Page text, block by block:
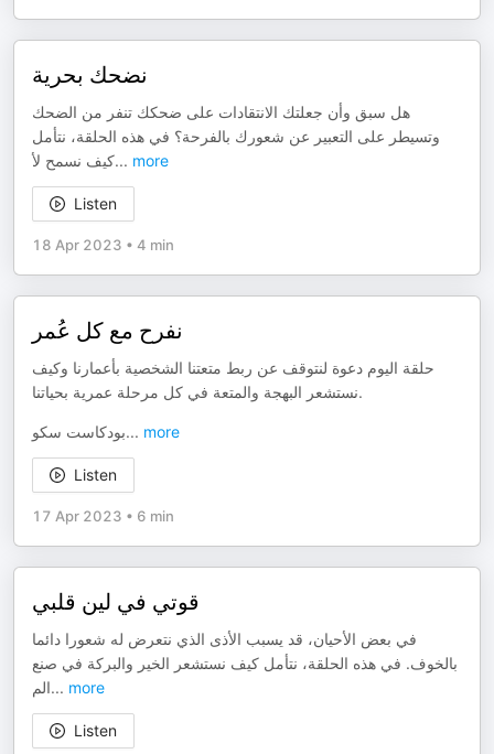
نضحك بحرية
هل سبق وأن جعلتك الانتقادات على ضحكك تنفر من الضحك
وتسيطر على التعبير عن شعورك بالفرحة؟ في هذه الحلقة، نتأمل
كيف نسمح لأ... more
Listen
18 Apr 2023 • 4 min
نفرح مع كل عُمر
حلقة اليوم دعوة لنتوقف عن ربط متعتنا الشخصية بأعمارنا وكيف
نستشعر البهجة والمتعة في كل مرحلة عمرية بحياتنا.
بودكاست سكو... more
Listen
17 Apr 2023 • 6 min
قوتي في لين قلبي
في بعض الأحيان، قد يسبب الأذى الذي نتعرض له شعورا دائما
بالخوف. في هذه الحلقة، نتأمل كيف نستشعر الخير والبركة في صنع
الم... more
Listen